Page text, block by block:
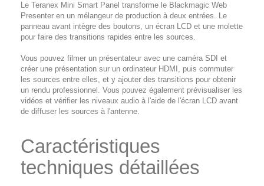
Le Teranex Mini Smart Panel transforme le Blackmagic Web
Presenter en un mélangeur de production à deux entrées. Le
panneau avant intègre des boutons, un écran LCD et une molette
pour faire des transitions rapides entre les sources.
Vous pouvez filmer un présentateur avec une caméra SDI et
créer une présentation sur un ordinateur HDMI, puis commuter
les sources entre elles, et y ajouter des transitions pour obtenir
un rendu professionnel. Vous pouvez également prévisualiser les
vidéos et vérifier les niveaux audio à l'aide de l'écran LCD avant
de diffuser les sources à l'antenne.
Caractéristiques
techniques détaillées